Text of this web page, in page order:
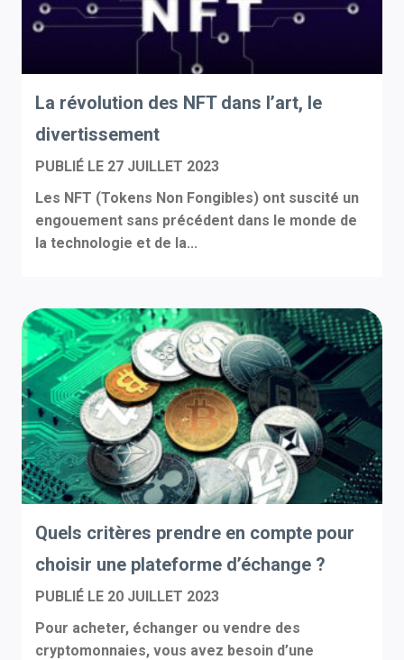
La révolution des NFT dans l’art, le
divertissement
PUBLIÉ LE 27 JUILLET 2023
Les NFT (Tokens Non Fongibles) ont suscité un
engouement sans précédent dans le monde de
la technologie et de la...
Quels critères prendre en compte pour
choisir une plateforme d’échange ?
PUBLIÉ LE 20 JUILLET 2023
Pour acheter, échanger ou vendre des
cryptomonnaies, vous avez besoin d’une